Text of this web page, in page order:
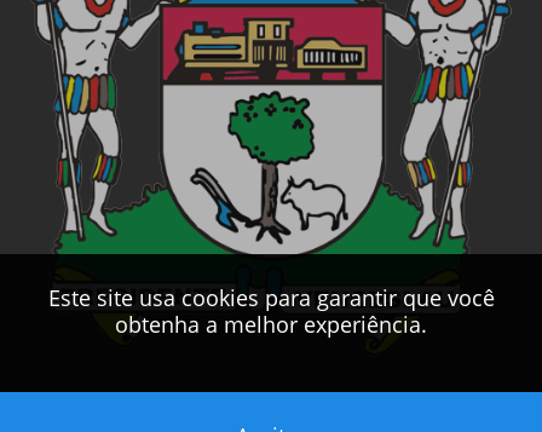
Este site usa cookies para garantir que você
obtenha a melhor experiência.